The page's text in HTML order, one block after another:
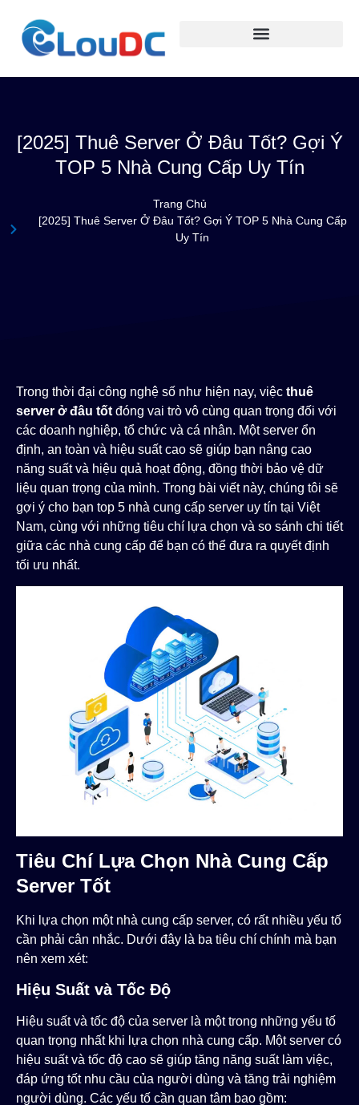
[2025] Thuê Server Ở Đâu Tốt? Gợi Ý
TOP 5 Nhà Cung Cấp Uy Tín
Trang Chủ
[2025] Thuê Server Ở Đâu Tốt? Gợi Ý TOP 5 Nhà Cung Cấp
Uy Tín
Trong thời đại công nghệ số như hiện nay, việc thuê
server ở đâu tốt đóng vai trò vô cùng quan trọng đối với
các doanh nghiệp, tổ chức và cá nhân. Một server ổn
định, an toàn và hiệu suất cao sẽ giúp bạn nâng cao
năng suất và hiệu quả hoạt động, đồng thời bảo vệ dữ
liệu quan trọng của mình. Trong bài viết này, chúng tôi sẽ
gợi ý cho bạn top 5 nhà cung cấp server uy tín tại Việt
Nam, cùng với những tiêu chí lựa chọn và so sánh chi tiết
giữa các nhà cung cấp để bạn có thể đưa ra quyết định
tối ưu nhất.
Tiêu Chí Lựa Chọn Nhà Cung Cấp
Server Tốt
Khi lựa chọn một nhà cung cấp server, có rất nhiều yếu tố
cần phải cân nhắc. Dưới đây là ba tiêu chí chính mà bạn
nên xem xét:
Hiệu Suất và Tốc Độ
Hiệu suất và tốc độ của server là một trong những yếu tố
quan trọng nhất khi lựa chọn nhà cung cấp. Một server có
hiệu suất và tốc độ cao sẽ giúp tăng năng suất làm việc,
đáp ứng tốt nhu cầu của người dùng và tăng trải nghiệm
người dùng. Các yếu tố cần quan tâm bao gồm: